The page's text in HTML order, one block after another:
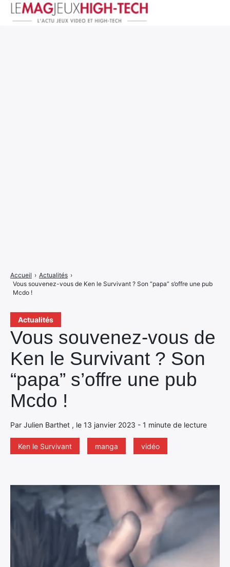
Actualités
Vous souvenez-vous de
Ken le Survivant ? Son
“papa” s’offre une pub
Mcdo !
Par Julien Barthet , le 13 janvier 2023 - 1 minute de lecture
Ken le Survivant manga vidéo
Accueil › Actualités ›
Vous souvenez-vous de Ken le Survivant ? Son “papa” s’offre une pub
Mcdo !